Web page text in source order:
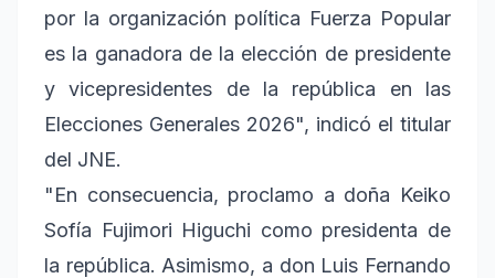
por la organización política Fuerza Popular
es la ganadora de la elección de presidente
y vicepresidentes de la república en las
Elecciones Generales 2026", indicó el titular
del JNE.
"En consecuencia, proclamo a doña Keiko
Sofía Fujimori Higuchi como presidenta de
la república. Asimismo, a don Luis Fernando